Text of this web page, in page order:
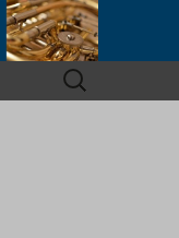
Suchen
nach: